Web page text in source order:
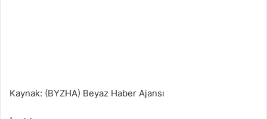
Kaynak: (BYZHA) Beyaz Haber Ajansı